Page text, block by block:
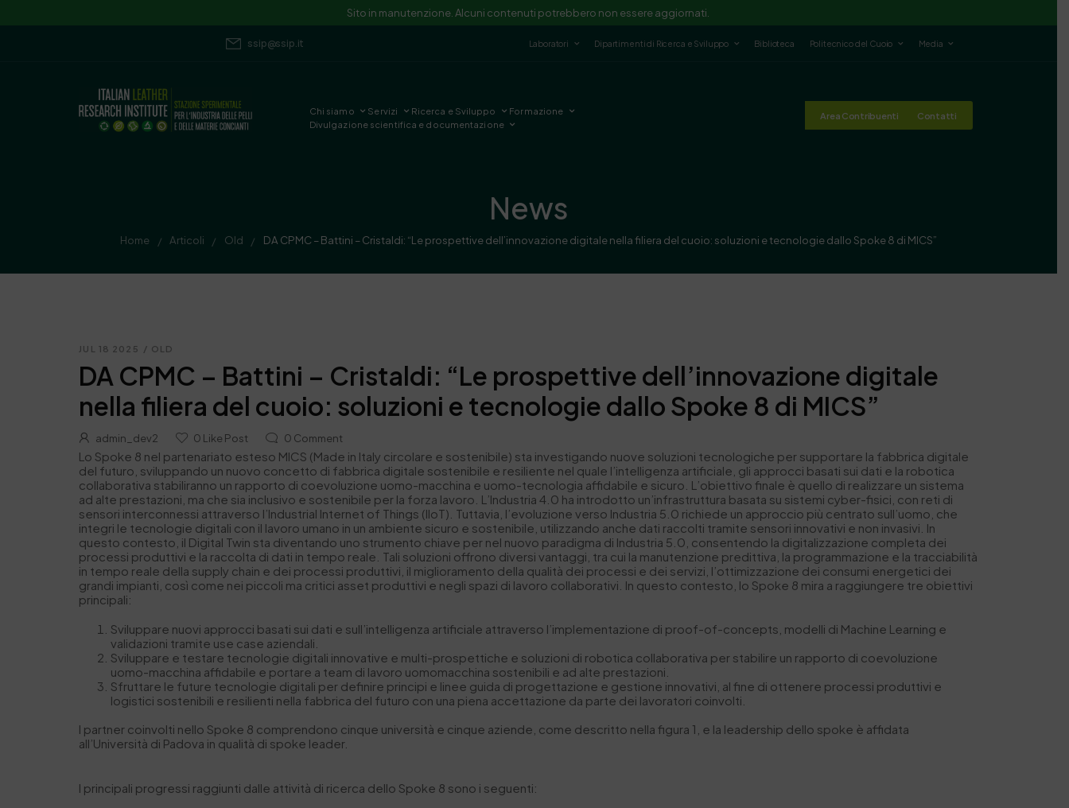
Sito in manutenzione. Alcuni contenuti potrebbero non essere aggiornati.
ssip@ssip.it Laboratori Dipartimenti di Ricerca e Sviluppo Biblioteca Politecnico del Cuoio Media
Chi siamo Servizi Ricerca e Sviluppo
Formazione
Divulgazione scientifica e documentazione
Area Contribuenti Contatti
News
Home / Articoli / Old / DA CPMC – Battini – Cristaldi: “Le prospettive dell’innovazione digitale nella filiera del cuoio: soluzioni e tecnologie dallo Spoke 8 di MICS”
JUL 18 2025 / OLD
DA CPMC – Battini – Cristaldi: “Le prospettive dell’innovazione digitale
nella filiera del cuoio: soluzioni e tecnologie dallo Spoke 8 di MICS”
admin_dev2 0 Like Post 0 Comment
Lo Spoke 8 nel partenariato esteso MICS (Made in Italy circolare e sostenibile) sta investigando nuove soluzioni tecnologiche per supportare la fabbrica digitale
del futuro, sviluppando un nuovo concetto di fabbrica digitale sostenibile e resiliente nel quale l’intelligenza artificiale, gli approcci basati sui dati e la robotica
collaborativa stabiliranno un rapporto di coevoluzione uomo-macchina e uomo-tecnologia affidabile e sicuro. L’obiettivo finale è quello di realizzare un sistema
ad alte prestazioni, ma che sia inclusivo e sostenibile per la forza lavoro. L’Industria 4.0 ha introdotto un’infrastruttura basata su sistemi cyber-fisici, con reti di
sensori interconnessi attraverso l’Industrial Internet of Things (IIoT). Tuttavia, l’evoluzione verso Industria 5.0 richiede un approccio più centrato sull’uomo, che
integri le tecnologie digitali con il lavoro umano in un ambiente sicuro e sostenibile, utilizzando anche dati raccolti tramite sensori innovativi e non invasivi. In
questo contesto, il Digital Twin sta diventando uno strumento chiave per nel nuovo paradigma di Industria 5.0, consentendo la digitalizzazione completa dei
processi produttivi e la raccolta di dati in tempo reale. Tali soluzioni offrono diversi vantaggi, tra cui la manutenzione predittiva, la programmazione e la tracciabilità
in tempo reale della supply chain e dei processi produttivi, il miglioramento della qualità dei processi e dei servizi, l’ottimizzazione dei consumi energetici dei
grandi impianti, così come nei piccoli ma critici asset produttivi e negli spazi di lavoro collaborativi. In questo contesto, lo Spoke 8 mira a raggiungere tre obiettivi
principali:
Sviluppare nuovi approcci basati sui dati e sull’intelligenza artificiale attraverso l’implementazione di proof-of-concepts, modelli di Machine Learning e
validazioni tramite use case aziendali.
Sviluppare e testare tecnologie digitali innovative e multi-prospettiche e soluzioni di robotica collaborativa per stabilire un rapporto di coevoluzione
uomo-macchina affidabile e portare a team di lavoro uomomacchina sostenibili e ad alte prestazioni.
Sfruttare le future tecnologie digitali per definire principi e linee guida di progettazione e gestione innovativi, al fine di ottenere processi produttivi e
logistici sostenibili e resilienti nella fabbrica del futuro con una piena accettazione da parte dei lavoratori coinvolti.
I partner coinvolti nello Spoke 8 comprendono cinque università e cinque aziende, come descritto nella figura 1, e la leadership dello spoke è affidata
all’Università di Padova in qualità di spoke leader.
I principali progressi raggiunti dalle attività di ricerca dello Spoke 8 sono i seguenti: